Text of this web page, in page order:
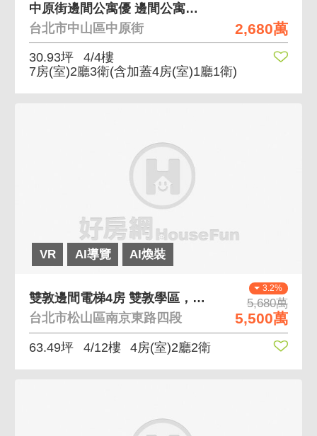
2,680萬
中原街邊間公寓優 邊間公寓，生活機能佳
台北市中山區中原街
30.93坪
4/4樓
7房(室)2廳3衛(含加蓋4房(室)1廳1衛)
VR AI導覽 AI煥裝
3.2%
5,680萬
5,500萬
雙敦邊間電梯4房 雙敦學區，小巨蛋捷運站2分鐘
台北市松山區南京東路四段
63.49坪 4/12樓 4房(室)2廳2衛